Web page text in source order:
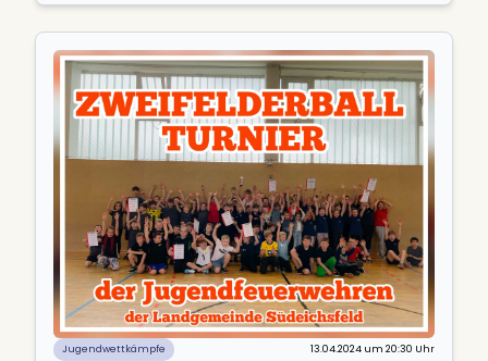
Jugendwettkämpfe 13.04.2024 um 20:30 Uhr